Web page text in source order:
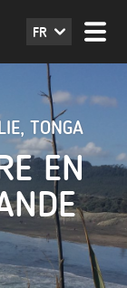
FR
, TONGA
EN